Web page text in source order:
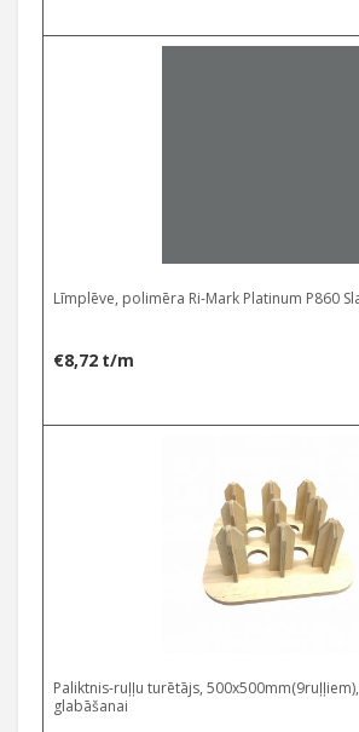
Līmplēve, polimēra Ri-Mark Platinum P860
€8,72 t/m
Paliktnis-ruļļu turētājs,
glabāšanai